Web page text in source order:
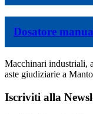
Dosatore
Macchinari industriali,
aste giudiziarie a
Iscriviti alla